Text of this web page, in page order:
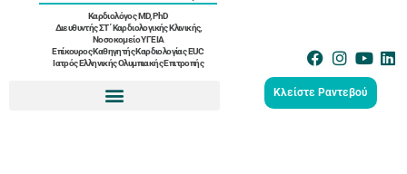
Καρδιολόγος MD, PhD
Διευθυντής ΣΤ΄ Καρδιολογικής Κλινικής,
Νοσοκομείο ΥΓΕΙΑ
Επίκουρος Καθηγητής Καρδιολογίας EUC
Ιατρός Ελληνικής Ολυμπιακής Επιτροπής
Κλείστε Ραντεβού